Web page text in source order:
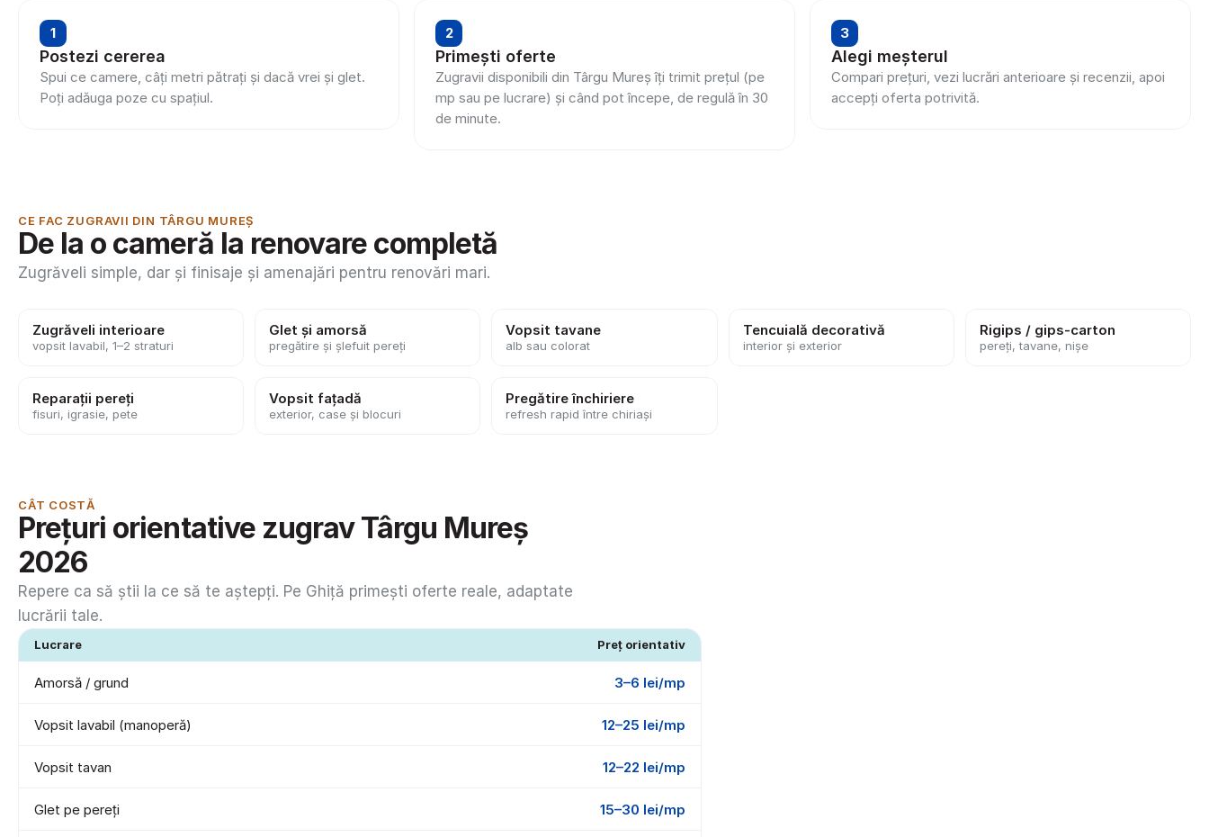
1
Postezi cererea
Spui ce camere, câți metri pătrați și dacă vrei și glet.
Poți adăuga poze cu spațiul.
2
Primești oferte
Zugravii disponibili din Târgu Mureș îți trimit prețul (pe
mp sau pe lucrare) și când pot începe, de regulă în 30
de minute.
3
Alegi meșterul
Compari prețuri, vezi lucrări anterioare și recenzii, apoi
accepți oferta potrivită.
CE FAC ZUGRAVII DIN TÂRGU MUREȘ
De la o cameră la renovare completă
Zugrăveli simple, dar și finisaje și amenajări pentru renovări mari.
Zugrăveli interioare
vopsit lavabil, 1–2 straturi
Glet și amorsă
pregătire și șlefuit pereți
Vopsit tavane
alb sau colorat
Tencuială decorativă
interior și exterior
Rigips / gips-carton
pereți, tavane, nișe
Reparații pereți
fisuri, igrasie, pete
Vopsit fațadă
exterior, case și blocuri
Pregătire închiriere
refresh rapid între chiriași
CÂT COSTĂ
Prețuri orientative zugrav Târgu Mureș
2026
Repere ca să știi la ce să te aștepți. Pe Ghiță primești oferte reale, adaptate
lucrării tale.
Lucrare Preț orientativ
Amorsă / grund 3–6 lei/mp
Vopsit lavabil (manoperă) 12–25 lei/mp
Vopsit tavan 12–22 lei/mp
Glet pe pereți 15–30 lei/mp